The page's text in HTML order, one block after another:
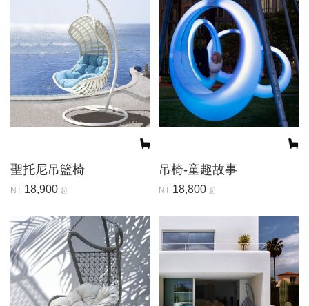
聖托尼吊籃椅
NT 18,900 起
吊椅-童趣故事
NT 18,800 起